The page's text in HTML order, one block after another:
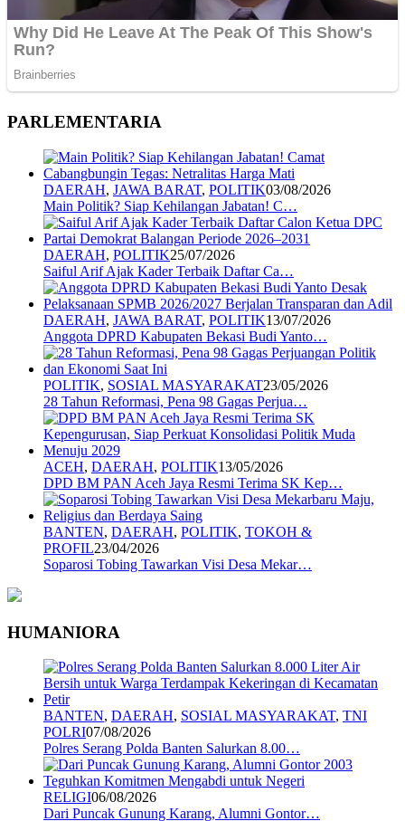
PARLEMENTARIA
DAERAH, JAWA BARAT, POLITIK03/08/2026
Main Politik? Siap Kehilangan Jabatan! C…
DAERAH, POLITIK25/07/2026
Saiful Arif Ajak Kader Terbaik Daftar Ca…
DAERAH, JAWA BARAT, POLITIK13/07/2026
Anggota DPRD Kabupaten Bekasi Budi Yanto…
POLITIK, SOSIAL MASYARAKAT23/05/2026
28 Tahun Reformasi, Pena 98 Gagas Perjua…
ACEH, DAERAH, POLITIK13/05/2026
DPD BM PAN Aceh Jaya Resmi Terima SK Kep…
BANTEN, DAERAH, POLITIK, TOKOH &
PROFIL23/04/2026
Soparosi Tobing Tawarkan Visi Desa Mekar…
HUMANIORA
BANTEN, DAERAH, SOSIAL MASYARAKAT, TNI
POLRI07/08/2026
Polres Serang Polda Banten Salurkan 8.00…
RELIGI06/08/2026
Dari Puncak Gunung Karang, Alumni Gontor…